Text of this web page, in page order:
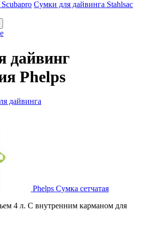
Сумки для дайвинга Stahlsac
дайвинг
Phelps
дайвинга
Phelps Сумка сетчатая
4 л. С внутренним карманом для